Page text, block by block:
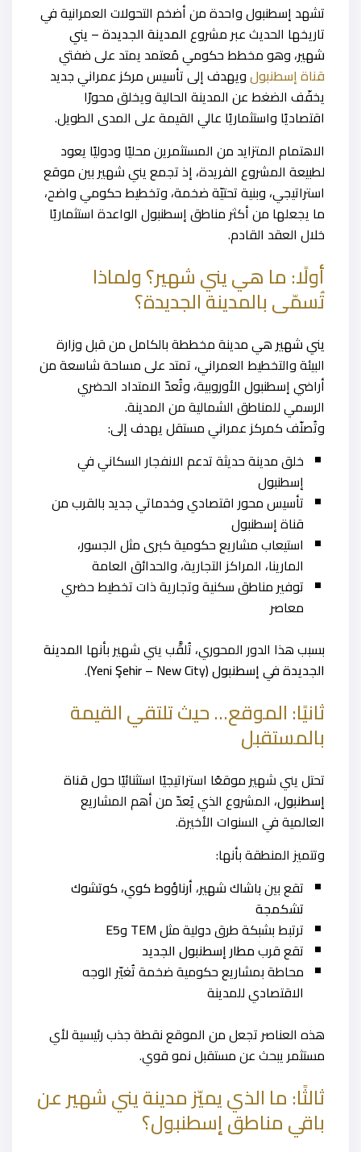
تشهد إسطنبول واحدة من أضخم التحولات العمرانية في
تاريخها الحديث عبر مشروعالمدينة الجديدة – يني
شهير، وهو مخطط حكومي مُعتمد يمتد على ضفتي
قناة إسطنبولويهدف إلى تأسيس مركز عمراني جديد
يخفّف الضغط عن المدينة الحالية ويخلق محورًا
اقتصاديًا واستثماريًا عالي القيمة على المدى الطويل.
الاهتمام المتزايد من المستثمرين محليًا ودوليًا يعود
لطبيعة المشروع الفريدة، إذ تجمع يني شهير بين موقع
استراتيجي، وبنية تحتيّة ضخمة، وتخطيط حكومي واضح،
ما يجعلها من أكثر مناطق إسطنبول الواعدة استثماريًا
خلال العقد القادم.
أولًا: ما هي يني شهير؟ ولماذا
تُسمّى بالمدينة الجديدة؟
يني شهيرهي مدينة مخططة بالكامل من قبل وزارة
البيئة والتخطيط العمراني، تمتد على مساحة شاسعة من
أراضي إسطنبول الأوروبية، وتُعدّ الامتداد الحضري
الرسمي للمناطق الشمالية من المدينة.
وتُصنّف كمركز عمراني مستقل يهدف إلى:
خلق مدينة حديثة تدعم الانفجار السكاني في
إسطنبول
تأسيس محور اقتصادي وخدماتي جديد بالقرب من
قناة إسطنبول
استيعاب مشاريع حكومية كبرى مثل الجسور،
المارينا، المراكز التجارية، والحدائق العامة
توفير مناطق سكنية وتجارية ذات تخطيط حضري
معاصر
بسبب هذا الدور المحوري، تُلقَّب يني شهير بأنها المدينة
الجديدة في إسطنبول (Yeni Şehir – New City)
.
ثانيًا: الموقع… حيث تلتقي القيمة
بالمستقبل
تحتل يني شهير موقعًا استراتيجيًا استثنائيًا حولقناة
إسطنبول، المشروع الذي يُعدّ من أهم المشاريع
العالمية في السنوات الأخيرة.
وتتميز المنطقة بأنها:
تقع بينباشاك شهير، أرناؤوط كوي،كوتشوك
تشكمجة
ترتبط بشبكة طرق دولية مثلTEM وE5
تقع قربمطار إسطنبول الجديد
محاطة بمشاريع حكومية ضخمة تُغيّر الوجه
الاقتصادي للمدينة
هذه العناصر تجعل من الموقع نقطة جذب رئيسية لأي
مستثمر يبحث عن مستقبل نمو قوي.
ثالثًا: ما الذي يميّز مدينة يني شهير عن
باقي مناطق إسطنبول؟